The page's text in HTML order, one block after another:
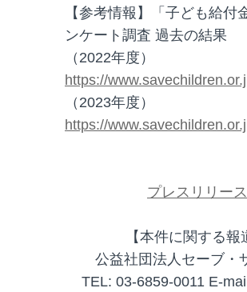
【参考情報】「子ども給
ンケート調査 過去の結果
（2022年度）
https://
（2023年度）
https://
プレスリリー
【本件に関する
公益社団法人セーブ・
TEL: 03-6859-0011 E-